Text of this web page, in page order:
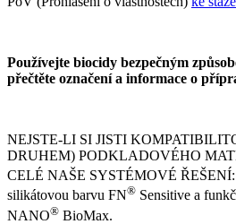
Používejte biocidy bezpečným
přečtěte označení a informace o
NEJSTE-LI SI JISTI
DRUHEM) PODKLADOVÉHO
CELÉ NAŠE SYSTÉMOVÉ ŘEŠENÍ:
silikátovou barvu FN® Sensitive a
NANO® BioMax.